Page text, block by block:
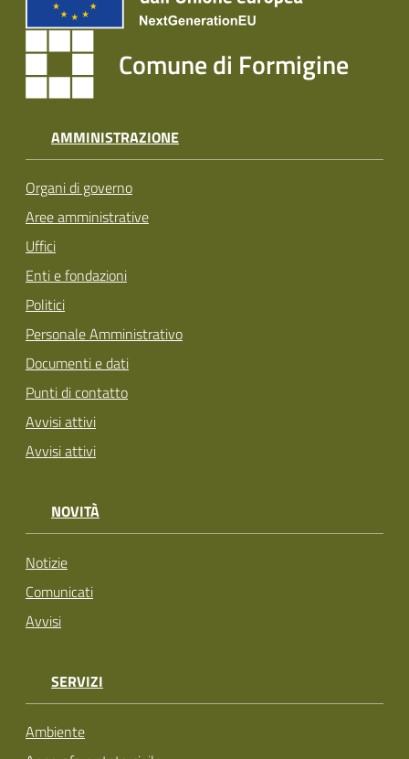
Comune di Formigine
AMMINISTRAZIONE
Organi di governo
Aree amministrative
Uffici
Enti e fondazioni
Politici
Personale Amministrativo
Documenti e dati
Punti di contatto
Avvisi attivi
Avvisi attivi
NOVITÀ
Notizie
Comunicati
Avvisi
SERVIZI
Ambiente